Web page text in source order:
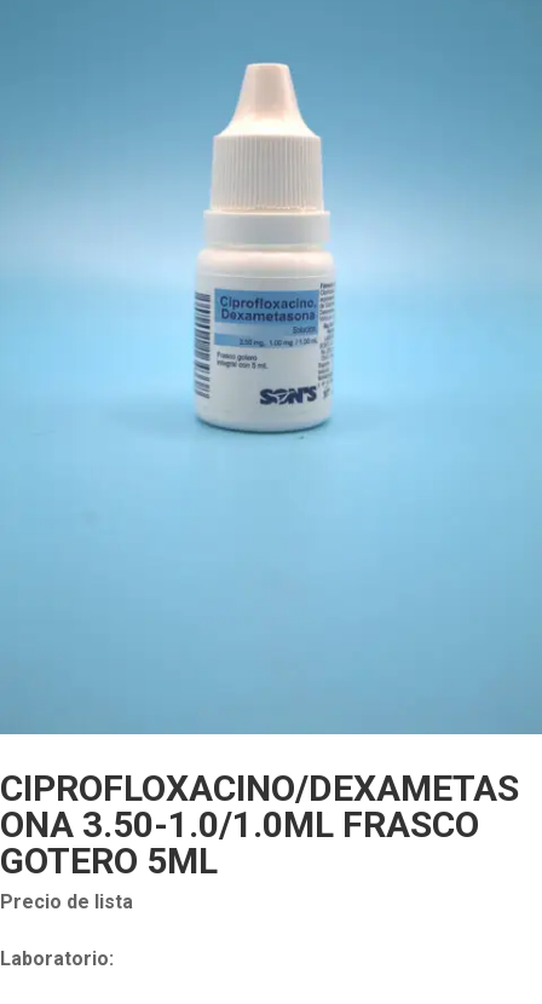
CIPROFLOXACINO/DEXAMETAS
ONA 3.50-1.0/1.0ML FRASCO
GOTERO 5ML
Precio de lista
Laboratorio: